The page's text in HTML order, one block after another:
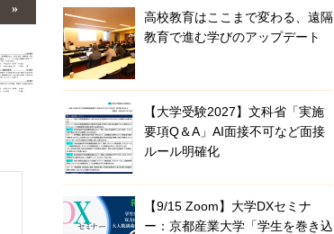
高校教育はここまで変わる、遠隔
教育で進む学びのアップデート
【大学受験2027】文科省「実施
要項Q＆A」AI面接不可など面接
ルール明確化
【9/15 Zoom】大学DXセミナ
ー：京都産業大学「学生を巻き込